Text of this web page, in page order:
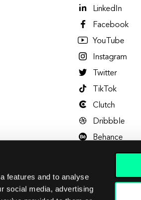
features and to analyse
social media, advertising
LinkedIn
Facebook
YouTube
Instagram
Twitter
TikTok
Clutch
Dribbble
Behance